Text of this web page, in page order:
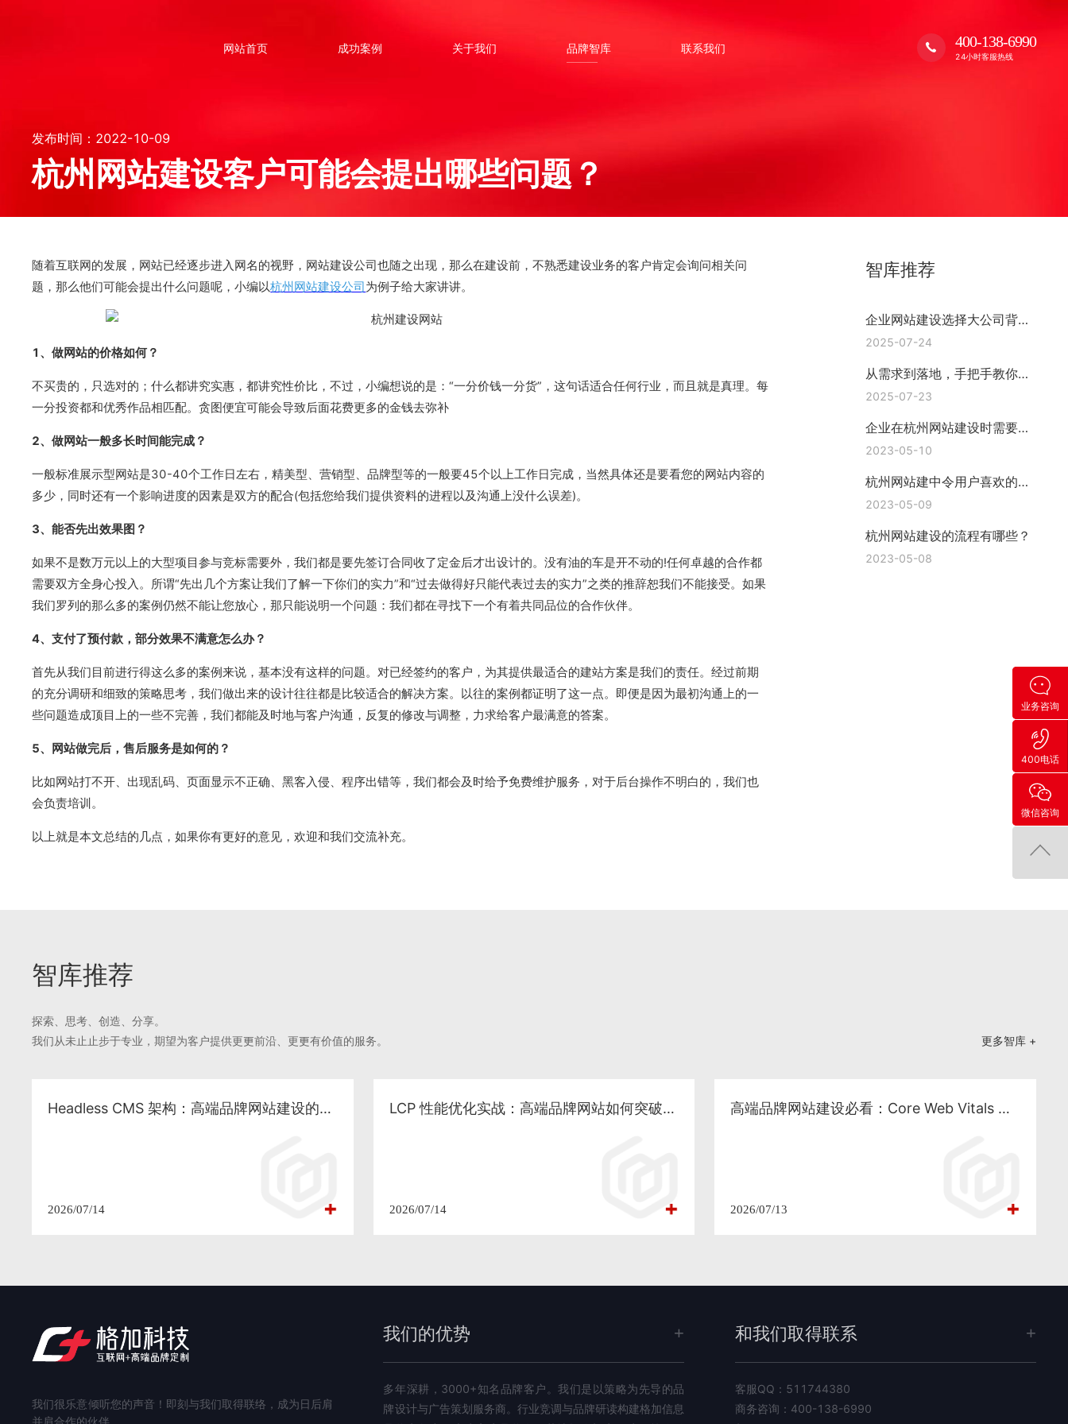
网站首页 成功案例 关于我们 品牌智库 联系我们 400-138-6990
24小时客服热线
发布时间：2022-10-09
杭州网站建设客户可能会提出哪些问题？
随着互联网的发展，网站已经逐步进入网名的视野，网站建设公司也随之出现，那么在建设前，不熟悉建设业务的客户肯定会询问相关问
题，那么他们可能会提出什么问题呢，小编以杭州网站建设公司为例子给大家讲讲。
1、做网站的价格如何？
不买贵的，只选对的；什么都讲究实惠，都讲究性价比，不过，小编想说的是：“一分价钱一分货”，这句话适合任何行业，而且就是真理。每
一分投资都和优秀作品相匹配。贪图便宜可能会导致后面花费更多的金钱去弥补
2、做网站一般多长时间能完成？
一般标准展示型网站是30-40个工作日左右，精美型、营销型、品牌型等的一般要45个以上工作日完成，当然具体还是要看您的网站内容的
多少，同时还有一个影响进度的因素是双方的配合(包括您给我们提供资料的进程以及沟通上没什么误差)。
3、能否先出效果图？
如果不是数万元以上的大型项目参与竞标需要外，我们都是要先签订合同收了定金后才出设计的。没有油的车是开不动的!任何卓越的合作都
需要双方全身心投入。所谓“先出几个方案让我们了解一下你们的实力”和“过去做得好只能代表过去的实力”之类的推辞恕我们不能接受。如果
我们罗列的那么多的案例仍然不能让您放心，那只能说明一个问题：我们都在寻找下一个有着共同品位的合作伙伴。
4、支付了预付款，部分效果不满意怎么办？
首先从我们目前进行得这么多的案例来说，基本没有这样的问题。对已经签约的客户，为其提供最适合的建站方案是我们的责任。经过前期
的充分调研和细致的策略思考，我们做出来的设计往往都是比较适合的解决方案。以往的案例都证明了这一点。即便是因为最初沟通上的一
些问题造成顶目上的一些不完善，我们都能及时地与客户沟通，反复的修改与调整，力求给客户最满意的答案。
5、网站做完后，售后服务是如何的？
比如网站打不开、出现乱码、页面显示不正确、黑客入侵、程序出错等，我们都会及时给予免费维护服务，对于后台操作不明白的，我们也
会负责培训。
以上就是本文总结的几点，如果你有更好的意见，欢迎和我们交流补充。
智库推荐
企业网站建设选择大公司背后
的逻辑 浙江格加
2025-07-24
从需求到落地，手把手教你挑
对网站建站公司—上海互橙建
2025-07-23
企业在杭州网站建设时需要准
备哪些资料?
2023-05-10
杭州网站建中令用户喜欢的功
能有哪些
2023-05-09
杭州网站建设的流程有哪些？
2023-05-08
智库推荐
探索、思考、创造、分享。
我们从未⽌止步于专业，期望为客户提供更更前沿、更更有价值的服务。
更多智库 +
Headless CMS 架构：高端品牌网站建设的下一代技术方案与 SEO 落地实践
2026/07/14
LCP 性能优化实战：高端品牌网站如何突破首屏加载瓶颈与 SEO 增长
2026/07/14
高端品牌网站建设必看：Core Web Vitals 深度优化与性能工程化落地
2026/07/13
我们很乐意倾听您的声音！即刻与我们取得联络，成为日后肩
并肩合作的伙伴。
我们的优势
多年深耕，3000+知名品牌客户。我们是以策略为先导的品
牌设计与广告策划服务商。行业竞调与品牌研读构建格加信息
和我们取得联系
客服QQ： 511744380
商务咨询： 400-138-6990
业务咨询
400电话
微信咨询